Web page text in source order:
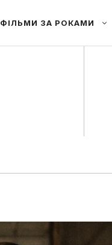
ФІЛЬМИ ЗА РОКАМИ